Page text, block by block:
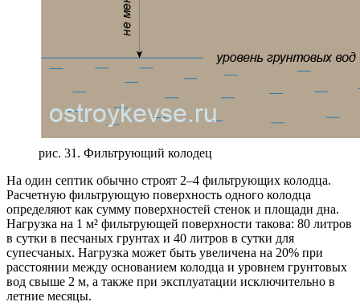
рис. 31. Фильтрующий колодец
На один септик обычно строят 2–4 фильтрующих колодца.
Расчетную фильтрующую поверхность одного колодца
определяют как сумму поверхностей стенок и площади дна.
Нагрузка на 1 м² фильтрующей поверхности такова: 80 литров
в сутки в песчаных грунтах и 40 литров в сутки для
супесчаных. Нагрузка может быть увеличена на 20% при
расстоянии между основанием колодца и уровнем грунтовых
вод свыше 2 м, а также при эксплуатации исключительно в
летние месяцы.